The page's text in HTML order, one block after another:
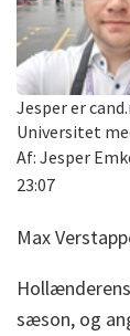
Jesper er
Universitet
Af: Jesper
23:07
Max
sæson, og